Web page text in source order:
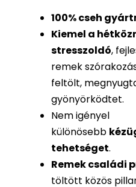
100%cseh
Kiemel a
stresszoldó,
remek
feltölt,
gyönyörködtet.
Nem igényel
különösebb
tehetséget.
Remek családi
töltött közös